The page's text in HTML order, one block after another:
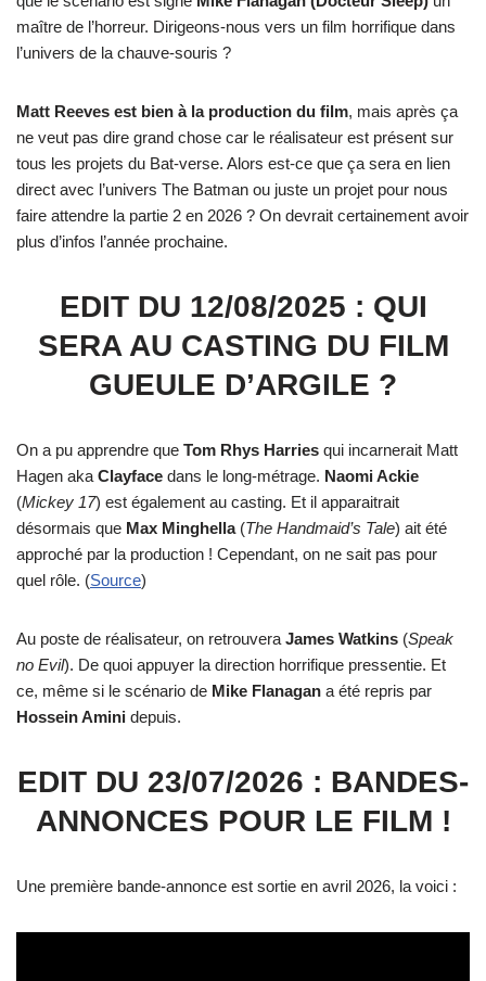
maître de l’horreur. Dirigeons-nous vers un film horrifique dans
l’univers de la chauve-souris ?
Matt Reeves est bien à la production du film, mais après ça
ne veut pas dire grand chose car le réalisateur est présent sur
tous les projets du Bat-verse. Alors est-ce que ça sera en lien
direct avec l’univers The Batman ou juste un projet pour nous
faire attendre la partie 2 en 2026 ? On devrait certainement avoir
plus d’infos l’année prochaine.
EDIT DU 12/08/2025 : QUI
SERA AU CASTING DU FILM
GUEULE D’ARGILE ?
On a pu apprendre que Tom Rhys Harries qui incarnerait Matt
Hagen akaClayface dans le long-métrage. Naomi Ackie
(Mickey 17) est également au casting. Et il apparaitrait
désormais que Max Minghella(The Handmaid’s Tale) ait été
approché par la production ! Cependant, on ne sait pas pour
quel rôle. (Source)
Au poste de réalisateur, on retrouveraJames Watkins (Speak
no Evil). De quoi appuyer la direction horrifique pressentie. Et
ce, même si le scénario de Mike Flanagan a été repris par
Hossein Amini depuis.
EDIT DU 23/07/2026 : BANDES-
ANNONCES POUR LE FILM !
Une première bande-annonce est sortie en avril 2026, la voici :